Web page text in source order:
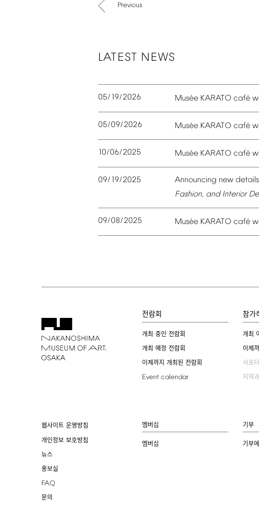
Previous
LATEST NEWS
05/19/2026 Musée KARATO café
05/09/2026 Musée KARATO café
10/06/2025 Musée KARATO café
09/19/2025 Announcing new details
Fashion, and Interior
09/08/2025 Musée KARATO café
전람회
개최 중인 전람회
개최 예정 전람회
이제까지 개최된 전람회
Event calendar
참가
개최
이제
서포터
지역
웹사이트 운영방침
개인정보 보호방침
뉴스
홍보실
FAQ
문의
멤버십
멤버십
기부
기부